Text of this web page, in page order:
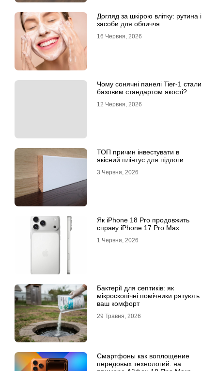
Догляд за шкірою влітку: рутина і
засоби для обличчя
16 Червня, 2026
Чому сонячні панелі Tier-1 стали
базовим стандартом якості?
12 Червня, 2026
ТОП причин інвестувати в
якісний плінтус для підлоги
3 Червня, 2026
Як iPhone 18 Pro продовжить
справу iPhone 17 Pro Max
1 Червня, 2026
Бактерії для септиків: як
мікроскопічні помічники рятують
ваш комфорт
29 Травня, 2026
Смартфоны как воплощение
передовых технологий: на